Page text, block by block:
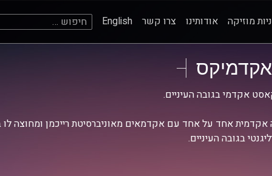
מוזיקה אודותינו צרו קשר English חיפוש:
אקדמיקס
אקדמי בגובה העיניים.
אקדמית אחד על אחד עם אקדמאים מאוניברסיטת רייכמן ומחוצה לו
בגובה העיניים.